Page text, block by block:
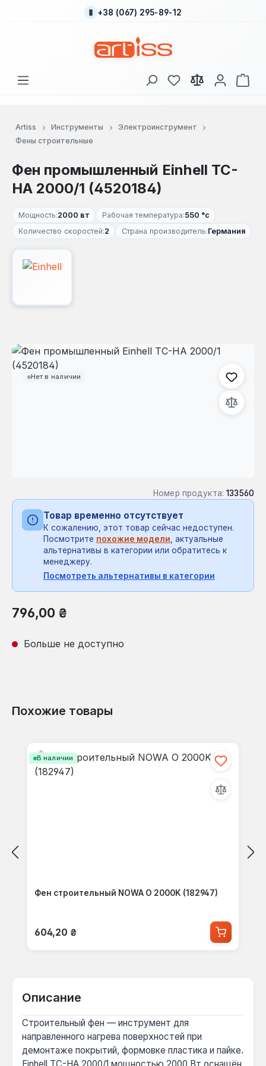
Перейти к основному содержанию
+38 (067) 295-89-12
У вас есть товары
В
Artiss Инструменты
Электроинструмент
Фены строительные
Фен промышленный Einhell TC-
HA 2000/1 (4520184)
Мощность:2000 вт Рабочая температура:550 °с
Количество скоростей:2 Страна производитель:Германия
Нет в наличии
Пропустить галерею изображений
Номер продукта: 133560
Товар временно отсутствует
К сожалению, этот товар сейчас недоступен.
Посмотрите похожие модели, актуальные
альтернативы в категории или обратитесь к
менеджеру.
Посмотреть альтернативы в категории
Обычная цена:
796,00 ₴
Больше не доступно
Похожие товары
В наличии
Фен строительный NOWA O 2000K (182947)
Обычная цена:
604,20 ₴
Описание
Строительный фен — инструмент для
направленного нагрева поверхностей при
демонтаже покрытий, формовке пластика и пайке.
Einhell TC-HA 2000/1 мощностью 2000 Вт оснащён